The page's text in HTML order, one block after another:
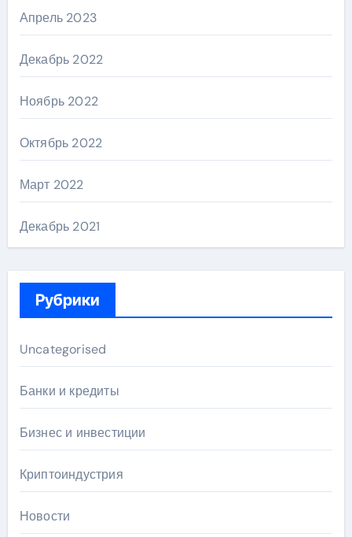
Апрель 2023
Декабрь 2022
Ноябрь 2022
Октябрь 2022
Март 2022
Декабрь 2021
Рубрики
Uncategorised
Банки и кредиты
Бизнес и инвестиции
Криптоиндустрия
Новости